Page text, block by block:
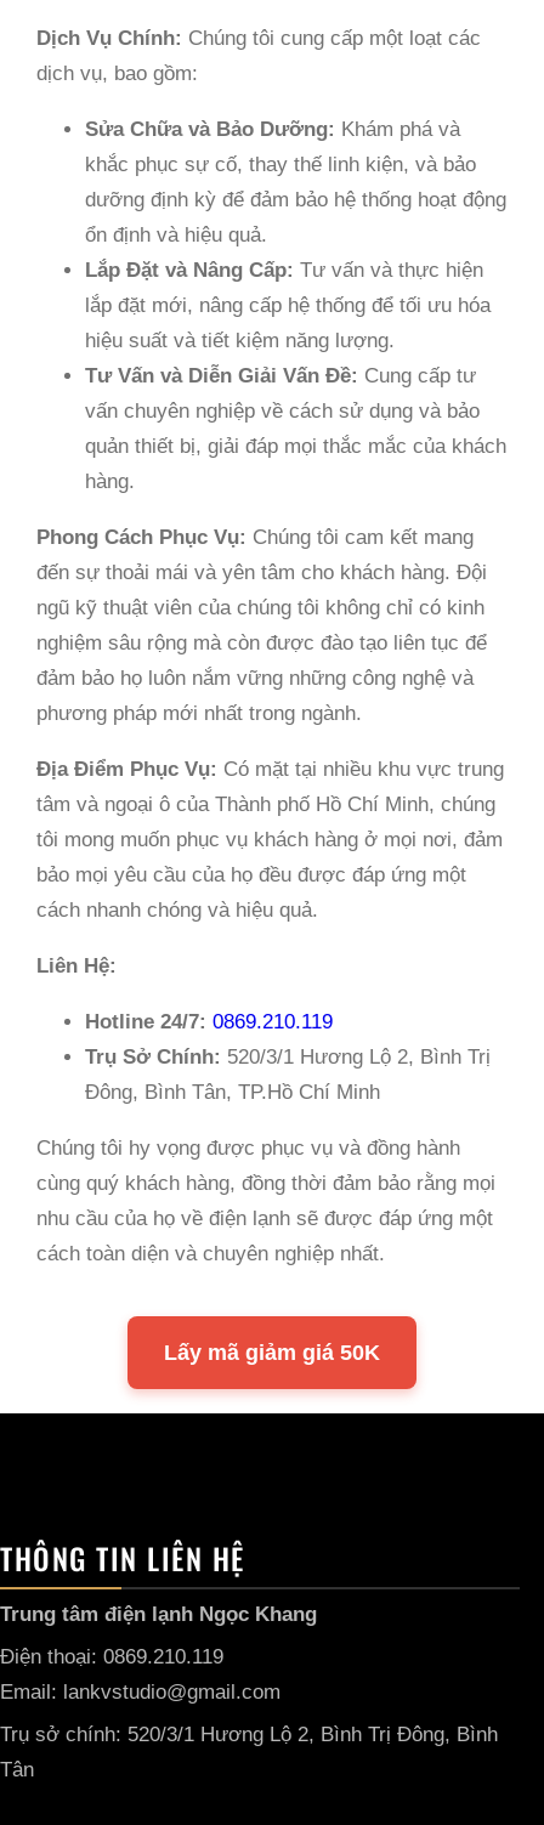
Dịch Vụ Chính: Chúng tôi cung cấp một loạt các
dịch vụ, bao gồm:
Sửa Chữa và Bảo Dưỡng: Khám phá và
khắc phục sự cố, thay thế linh kiện, và bảo
dưỡng định kỳ để đảm bảo hệ thống hoạt động
ổn định và hiệu quả.
Lắp Đặt và Nâng Cấp: Tư vấn và thực hiện
lắp đặt mới, nâng cấp hệ thống để tối ưu hóa
hiệu suất và tiết kiệm năng lượng.
Tư Vấn và Diễn Giải Vấn Đề: Cung cấp tư
vấn chuyên nghiệp về cách sử dụng và bảo
quản thiết bị, giải đáp mọi thắc mắc của khách
hàng.
Phong Cách Phục Vụ: Chúng tôi cam kết mang
đến sự thoải mái và yên tâm cho khách hàng. Đội
ngũ kỹ thuật viên của chúng tôi không chỉ có kinh
nghiệm sâu rộng mà còn được đào tạo liên tục để
đảm bảo họ luôn nắm vững những công nghệ và
phương pháp mới nhất trong ngành.
Địa Điểm Phục Vụ: Có mặt tại nhiều khu vực trung
tâm và ngoại ô của Thành phố Hồ Chí Minh, chúng
tôi mong muốn phục vụ khách hàng ở mọi nơi, đảm
bảo mọi yêu cầu của họ đều được đáp ứng một
cách nhanh chóng và hiệu quả.
Liên Hệ:
Hotline 24/7: 0869.210.119
Trụ Sở Chính: 520/3/1 Hương Lộ 2, Bình Trị
Đông, Bình Tân, TP.Hồ Chí Minh
Chúng tôi hy vọng được phục vụ và đồng hành
cùng quý khách hàng, đồng thời đảm bảo rằng mọi
nhu cầu của họ về điện lạnh sẽ được đáp ứng một
cách toàn diện và chuyên nghiệp nhất.
Lấy mã giảm giá 50K
THÔNG TIN LIÊN HỆ
Trung tâm điện lạnh Ngọc Khang
Điện thoại: 0869.210.119
Email: lankvstudio@gmail.com
Trụ sở chính: 520/3/1 Hương Lộ 2, Bình Trị Đông, Bình
Tân